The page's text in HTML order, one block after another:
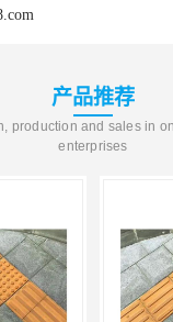
产品推荐
production and sales in
enterprises